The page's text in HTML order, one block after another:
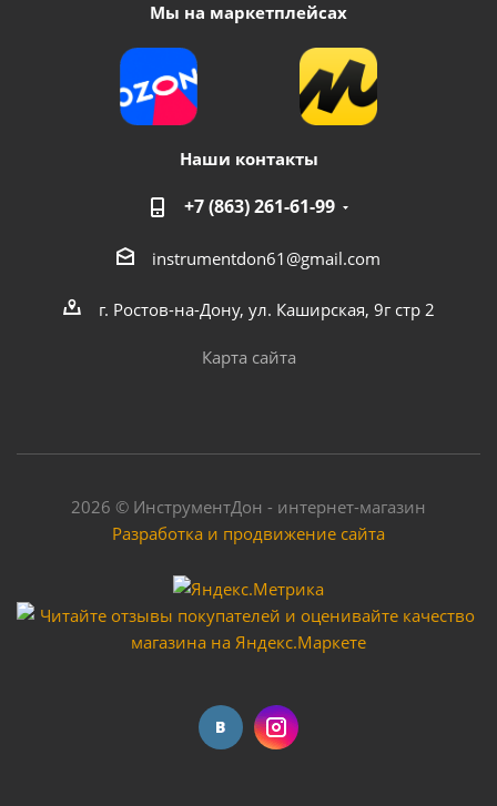
Мы на маркетплейсах
Наши контакты
+7 (863) 261-61-99
instrumentdon61@gmail.com
г. Ростов-на-Дону, ул. Каширская, 9г стр 2
Карта сайта
2026 © ИнструментДон - интернет-магазин
Разработка и продвижение сайта